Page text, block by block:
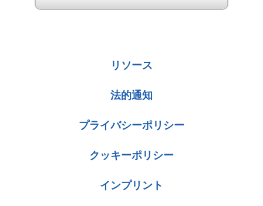
リソース
法的通知
プライバシーポリシー
クッキーポリシー
インプリント